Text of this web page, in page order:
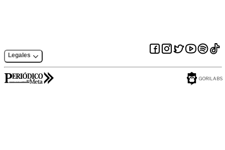
Legales
GORILABS